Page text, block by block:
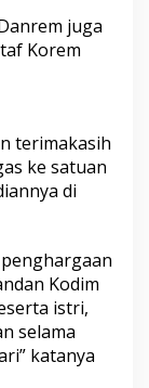
juga
Korem
terimakasih
ke satuan
di
Kodim
istri,
selama
katanya